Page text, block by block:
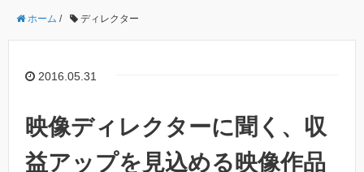
ホーム / ディレクター
2016.05.31
映像ディレクターに聞く、収
益アップを見込める映像作品